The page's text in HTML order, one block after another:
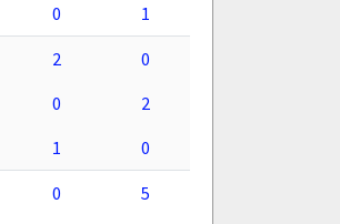
0 1
2
0
0
2
1 0
0
5